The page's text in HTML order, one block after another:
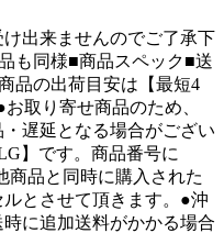
出来ませんのでご了承下
も同様■商品スペック■送
品の出荷目安は【最短4
取り寄せ商品のため、
遅延となる場合がござい
】です。商品番号に
商品と同時に購入された
とさせて頂きます。●沖
に追加送料がかかる場合